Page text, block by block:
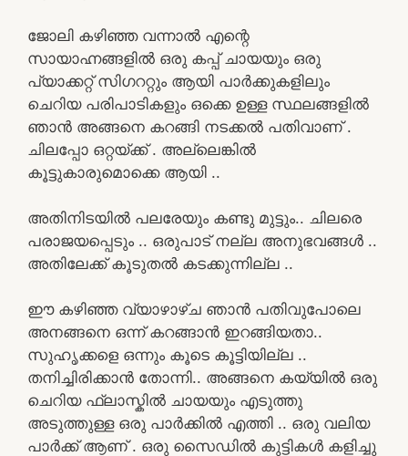
ജോലി കഴിഞ്ഞ വന്നാൽ എന്റെ
സായാഹ്നങ്ങളിൽ ഒരു കപ്പ് ചായയും ഒരു
പ്യാക്കറ്റ് സിഗററ്റും ആയി പാർക്കുകളിലും
ചെറിയ പരിപാടികളും ഒക്കെ ഉള്ള സ്ഥലങ്ങളിൽ
ഞാൻ അങ്ങനെ കറങ്ങി നടക്കൽ പതിവാണ് .
ചിലപ്പോ ഒറ്റയ്ക്ക് . അല്ലെങ്കിൽ
കൂട്ടുകാരുമൊക്കെ ആയി ..
അതിനിടയിൽ പലരേയും കണ്ടു മുട്ടും.. ചിലരെ
പരാജയപ്പെടും .. ഒരുപാട് നല്ല അനുഭവങ്ങൾ ..
അതിലേക്ക് കൂടുതൽ കടക്കുന്നില്ല ..
ഈ കഴിഞ്ഞ വ്യാഴാഴ്ച ഞാൻ പതിവുപോലെ
അനങ്ങനെ ഒന്ന് കറങ്ങാൻ ഇറങ്ങിയതാ..
സുഹൃക്കളെ ഒന്നും കൂടെ കൂട്ടിയില്ല ..
തനിച്ചിരിക്കാൻ തോന്നി.. അങ്ങനെ കയ്യിൽ ഒരു
ചെറിയ ഫ്ലാസ്കിൽ ചായയും എടുത്തു
അടുത്തുള്ള ഒരു പാർക്കിൽ എത്തി .. ഒരു വലിയ
പാർക്ക് ആണ് . ഒരു സൈഡിൽ കുട്ടികൾ കളിച്ചു